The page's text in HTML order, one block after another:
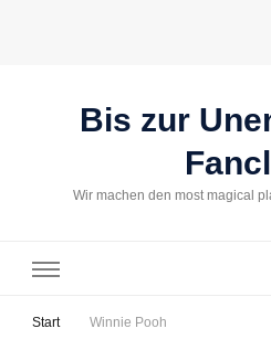
Bis zur
Wir machen den most magical
Start Winnie Pooh